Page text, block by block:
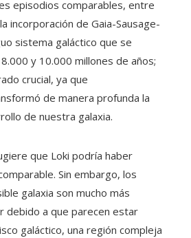
episodios comparables, entre
incorporación de Gaia-Sausage-
sistema galáctico que se
y 10.000 millones de años;
crucial, ya que
de manera profunda la
de nuestra galaxia.
que Loki podría haber
Sin embargo, los
galaxia son mucho más
debido a que parecen estar
galáctico, una región compleja